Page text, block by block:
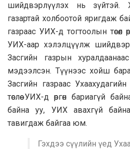
шийдвэрлүүлэх нь зүйтэй.
газартай холбоотой яригдаж
газраас УИХ-д тогтоолын төсөл
УИХ-аар хэлэлцүүлж
Засгийн газрын
мэдээлсэн. Түүнээс хойш бараг
Засгийн газраас
төслөө УИХ-д өргөн бариагүй
байна уу, УИХ авахгүй
тавигдаж байгаа юм.
Гэхдээ сүүлийн үед